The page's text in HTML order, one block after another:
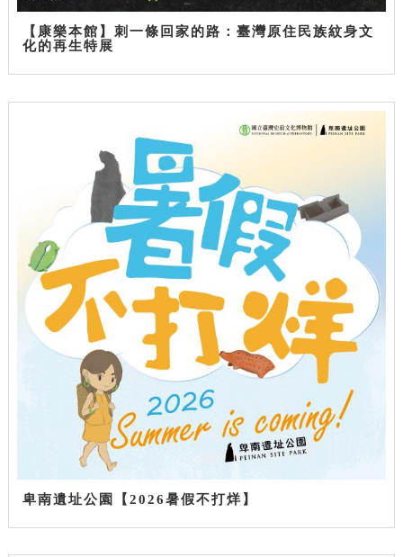
【康樂本館】刺一條回家的路：臺灣原住民族紋身文
化的再生特展
卑南遺址公園【2026暑假不打烊】